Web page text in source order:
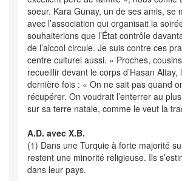
soeur. Kara Gunay, un de ses amis, se
avec l’association qui organisait la
souhaiterions que l’État contrôle
de l’alcool circule. Je suis contre ces
centre culturel aussi. » Proches,
recueillir devant le corps d’Hasan Altay,
dernière fois : « On ne sait pas quand
récupérer. On voudrait l’enterrer au
sur sa terre natale, comme le veut la
A.D. avec X.B.
(1) Dans une Turquie à forte majorité
restent une minorité religieuse. Ils
dans leur pays.